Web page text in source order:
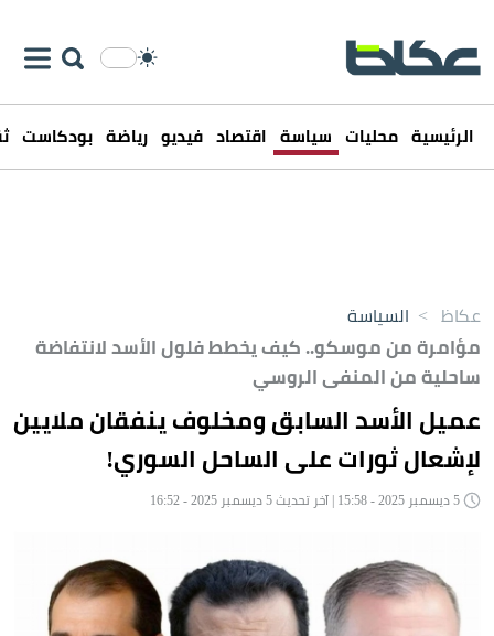
الرئيسية محليات سياسة اقتصاد فيديو رياضة بودكاست
عكاظ > السياسة
مؤامرة من موسكو.. كيف يخطط فلول الأسد لانتفاضة
ساحلية من المنفى الروسي
عميل الأسد السابق ومخلوف ينفقان ملايين
لإشعال ثورات على الساحل السوري!